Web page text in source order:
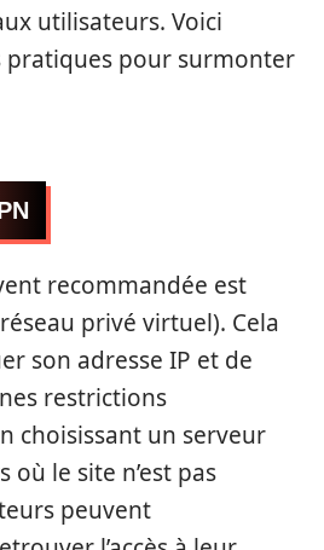
utilisateurs. Voici
pratiques pour surmonter
recommandée est
privé virtuel). Cela
son adresse IP et de
restrictions
choisissant un serveur
où le site n’est pas
peuvent